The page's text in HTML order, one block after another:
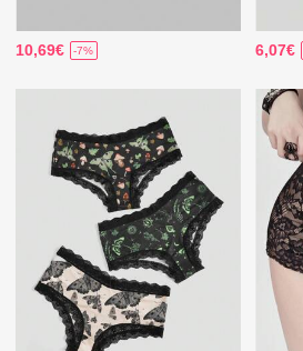
10,69€ -7% 6,07€